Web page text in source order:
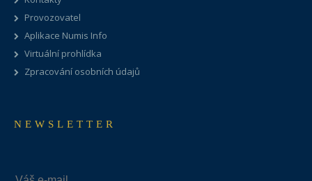
Provozovatel
Aplikace Numis Info
Virtuální prohlídka
Zpracování osobních údajů
NEWSLETTER